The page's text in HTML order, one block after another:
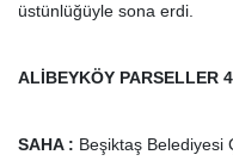
üstünlüğüyle sona erdi.
ALİBEYKÖY PARSELLER
SAHA : Beşiktaş Belediyesi